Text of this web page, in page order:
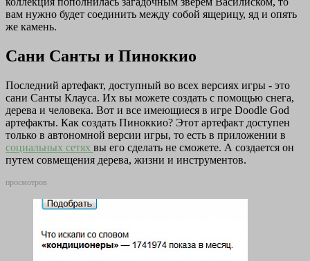
вам нужно будет соединить между собой ящерицу, яд и опять
же камень.
Сани Санты и Пиноккио
Последний артефакт, доступный во всех версиях игры - это
сани Санты Клауса. Их вы можете создать с помощью снега,
дерева и человека. Вот и все имеющиеся в игре Doodle God
артефакты. Как создать Пиноккио? Этот артефакт доступен
только в автономной версии игры, то есть в приложении в
социальных сетях вы его сделать не сможете. А создается он
путем совмещения дерева, жизни и инструментов.
просмотров